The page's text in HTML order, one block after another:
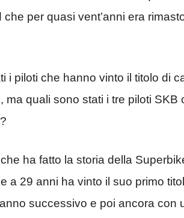
per quasi vent’anni era
i piloti che hanno vinto il titolo di
quali sono stati i tre piloti SKB
ha fatto la storia della
a 29 anni ha vinto il suo primo
successivo e poi ancora con